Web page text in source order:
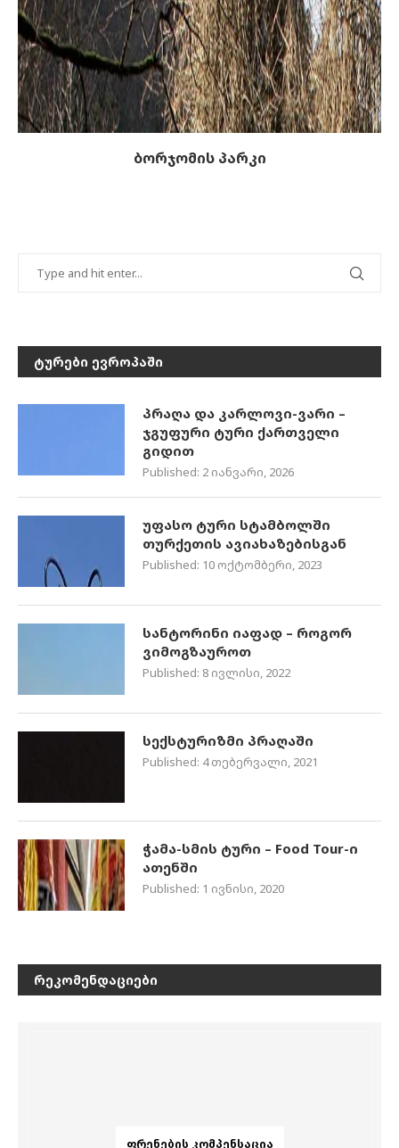
ბორჯომის პარკი
ᲢᲣᲠᲔᲑᲘ ᲔᲕᲠᲝᲞᲐᲨᲘ
პრაღა და კარლოვი-ვარი –
ჯგუფური ტური ქართველი
გიდით
Published: 2 იანვარი, 2026
უფასო ტური სტამბოლში
თურქეთის ავიახაზებისგან
Published: 10 ოქტომბერი, 2023
სანტორინი იაფად – როგორ
ვიმოგზაუროთ
Published: 8 ივლისი, 2022
სექსტურიზმი პრაღაში
Published: 4 თებერვალი, 2021
ჭამა-სმის ტური – Food Tour-ი
ათენში
Published: 1 ივნისი, 2020
ᲠᲔᲙᲝᲛᲔᲜᲓᲐᲪᲘᲔᲑᲘ
ᲤᲠᲔᲜᲔᲑᲘᲡ ᲙᲝᲛᲞᲔᲜᲡᲐᲪᲘᲐ